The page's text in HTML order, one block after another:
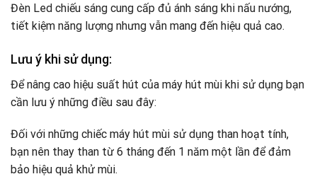
Đèn Led chiếu sáng cung cấp đủ ánh sáng khi nấu nướng,
tiết kiệm năng lượng nhưng vẫn mang đến hiệu quả cao.
Lưu ý khi sử dụng:
Để nâng cao hiệu suất hút của máy hút mùi khi sử dụng bạn
cần lưu ý những điều sau đây:
Đối với những chiếc máy hút mùi sử dụng than hoạt tính,
bạn nên thay than từ 6 tháng đến 1 năm một lần để đảm
bảo hiệu quả khử mùi.